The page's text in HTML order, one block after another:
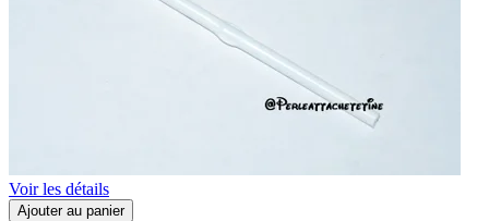
Voir les détails
Ajouter au panier